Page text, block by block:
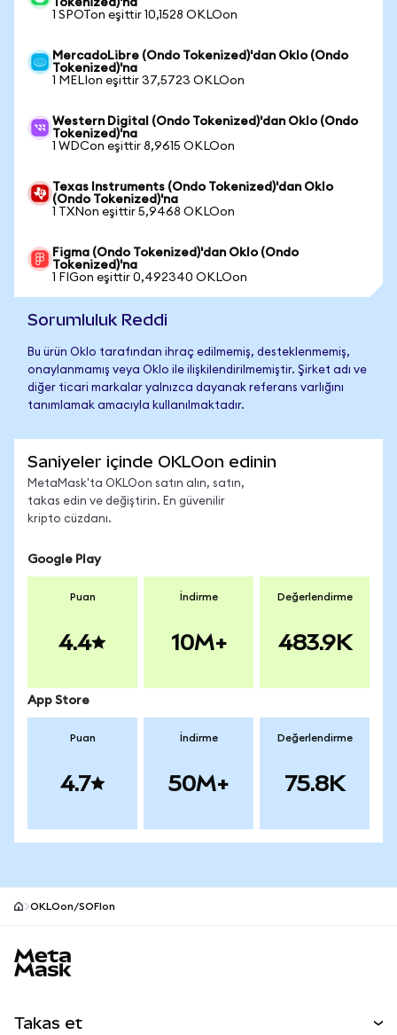
Tokenized)'na
1 SPOTon eşittir 10,1528 OKLOon
MercadoLibre (Ondo Tokenized)'dan Oklo (Ondo
Tokenized)'na
1 MELIon eşittir 37,5723 OKLOon
Western Digital (Ondo Tokenized)'dan Oklo (Ondo
Tokenized)'na
1 WDCon eşittir 8,9615 OKLOon
Texas Instruments (Ondo Tokenized)'dan Oklo
(Ondo Tokenized)'na
1 TXNon eşittir 5,9468 OKLOon
Figma (Ondo Tokenized)'dan Oklo (Ondo
Tokenized)'na
1 FIGon eşittir 0,492340 OKLOon
Sorumluluk Reddi
Bu ürün Oklo tarafından ihraç edilmemiş, desteklenmemiş,
onaylanmamış veya Oklo ile ilişkilendirilmemiştir. Şirket adı ve
diğer ticari markalar yalnızca dayanak referans varlığını
tanımlamak amacıyla kullanılmaktadır.
Saniyeler içinde OKLOon edinin
MetaMask'ta OKLOon satın alın, satın,
takas edin ve değiştirin. En güvenilir
kripto cüzdanı.
Google Play
Puan
4.4
İndirme
10M+
Değerlendirme
483.9K
App Store
Puan
4.7
İndirme
50M+
Değerlendirme
75.8K
OKLOon/SOFIon
Takas et